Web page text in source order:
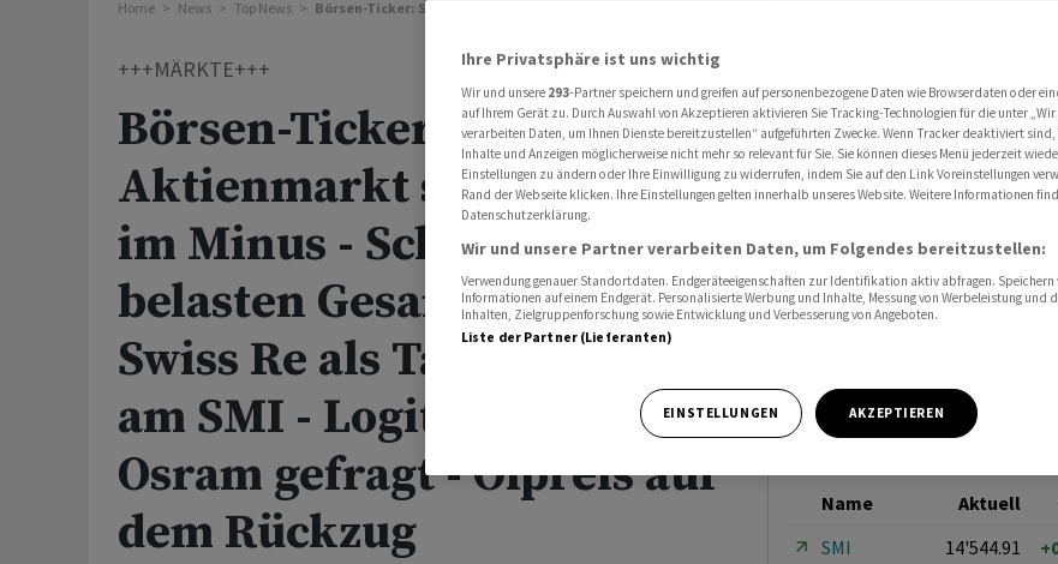
Home News Top News Börsen-Ticker: Schweizer Aktienmarkt schliesst klar im Minus - Schwergewichte belasten Gesamtmarkt-
+++MÄRKTE+++
Börsen-Ticker: Schweizer
Aktienmarkt schliesst klar
im Minus - Schwergewichte
belasten Gesamtmarkt-
Swiss Re als Tagesverlierer
am SMI - Logitech und AMS
Osram gefragt - Ölpreis auf
dem Rückzug
Name Aktuell
SMI
14'544.91
Ihre Privatsphäre ist uns wichtig
Wir und unsere 293-Partner speichern und greifen auf personenbezogene Daten wie Browserdaten oder
auf Ihrem Gerät zu. Durch Auswahl von Akzeptieren aktivieren Sie Tracking-Technologien für die unter
verarbeiten Daten, um Ihnen Dienste bereitzustellen“ aufgeführten Zwecke. Wenn Tracker deaktiviert
Inhalte und Anzeigen möglicherweise nicht mehr so relevant für Sie. Sie können dieses Menü jederzeit
Einstellungen zu ändern oder Ihre Einwilligung zu widerrufen, indem Sie auf den Link Voreinstellungen
Rand der Webseite klicken. Ihre Einstellungen gelten innerhalb unseres Website. Weitere Informationen
Datenschutzerklärung.
Wir und unsere Partner verarbeiten Daten, um Folgendes bereitzustellen:
Verwendung genauer Standortdaten. Endgeräteeigenschaften zur Identifikation aktiv abfragen.
Informationen auf einem Endgerät. Personalisierte Werbung und Inhalte, Messung von Werbeleistung und
Inhalten, Zielgruppenforschung sowie Entwicklung und Verbesserung von Angeboten.
Liste der Partner (Lieferanten)
EINSTELLUNGEN AKZEPTIEREN